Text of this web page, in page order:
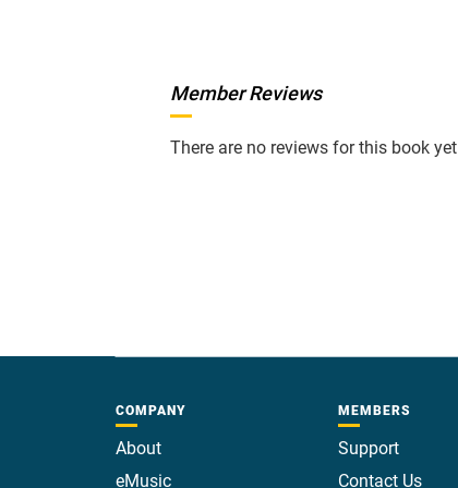
Member Reviews
There are no reviews for this book yet
COMPANY
About
eMusic
MEMBERS
Support
Contact Us